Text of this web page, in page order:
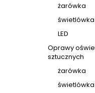
żarówka
świetlówka
LED
Oprawy
sztucznych
żarówka
świetlówka